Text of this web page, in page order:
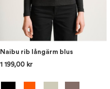
Naibu rib långärm blus
1 199,00 kr